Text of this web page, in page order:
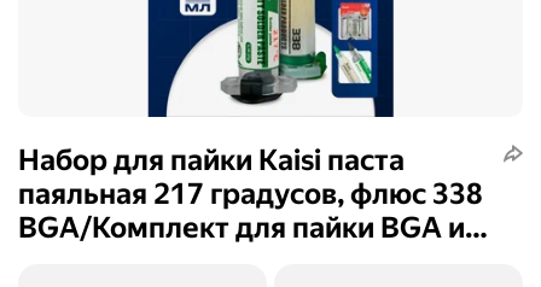
Набор для пайки Kaisi паста
паяльная 217 градусов, флюс 338
BGA/Комплект для пайки BGA и